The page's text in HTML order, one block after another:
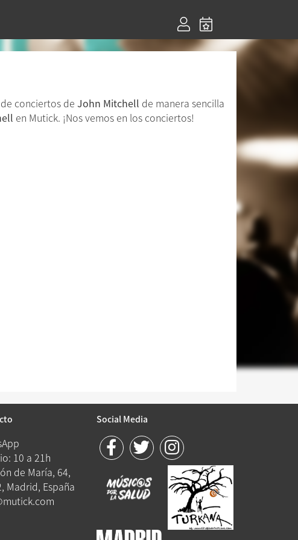
conciertos de John Mitchell de manera sencilla
en Mutick. ¡Nos vemos en los conciertos!
10 a 21h
de María, 64,
Madrid, España
Social Media